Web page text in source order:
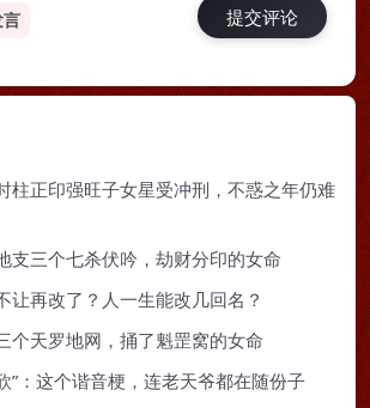
柱正印强旺子女星受冲刑，不惑之年仍难
支三个七杀伏吟，劫财分印的女命
让再改了？人一生能改几回名？
个天罗地网，捅了魁罡窝的女命
”：这个谐音梗，连老天爷都在随份子